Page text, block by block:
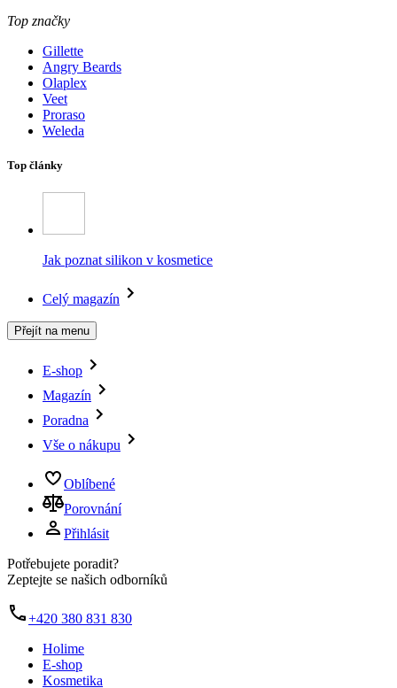
Top značky
Gillette
Angry Beards
Olaplex
Veet
Proraso
Weleda
Top články
Jak poznat silikon v kosmetice
Celý magazín
Přejít na menu
E-shop
Magazín
Poradna
Vše o nákupu
Oblíbené
Porovnání
Přihlásit
Potřebujete poradit?
Zeptejte se našich odborníků
+420 380 831 830
Holime
E-shop
Kosmetika